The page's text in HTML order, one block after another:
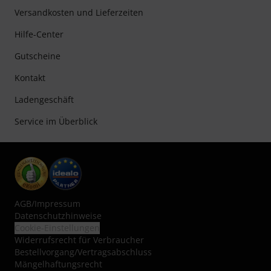
Versandkosten und Lieferzeiten
Hilfe-Center
Gutscheine
Kontakt
Ladengeschäft
Service im Überblick
AGB/Impressum
Datenschutzhinweise
Widerrufsrecht für Verbraucher
Bestellvorgang/Vertragsabschluss
Mängelhaftungsrecht